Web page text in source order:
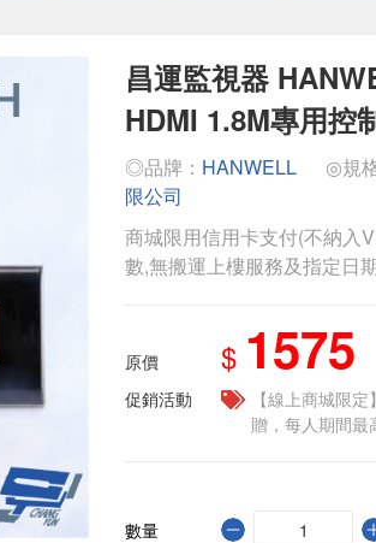
昌運監視器
HDMI 1.8M專用控
◎品牌： HANWELL ◎規
限公司
商城限用信用卡支付(不納入
數,無搬運上樓服務及指定日
原價 $ 1575
促銷活動
【線上商城限
贈，每人期間最
數量